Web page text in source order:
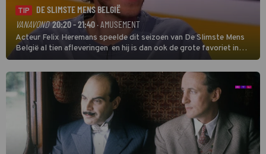
TIP
DE SLIMSTE MENS BELGIË
VANAVOND 20:20 - 21:40· AMUSEMENT
Acteur Felix Heremans speelde dit seizoen van De Slimste Mens
België al tien afleveringen en hij is dan ook de grote favoriet in
deze seizoensfinale. En er is Nederlandse inbreng, want komiek
Soundos El Ahmadi neemt plaats aan de jurytafel.